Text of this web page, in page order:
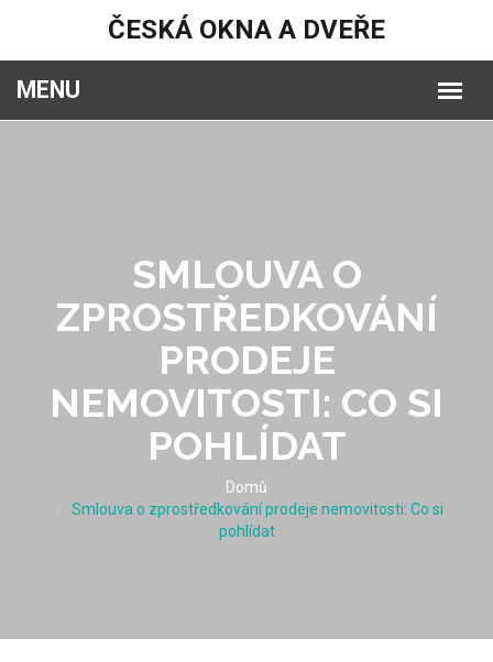
ČESKÁ OKNA A DVEŘE
SMLOUVA O
ZPROSTŘEDKOVÁNÍ
PRODEJE
NEMOVITOSTI: CO SI
POHLÍDAT
Domů
Smlouva o zprostředkování prodeje nemovitosti: Co si
pohlídat